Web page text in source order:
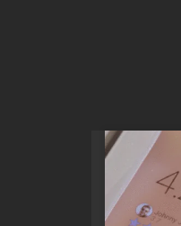
Black
Queda
oráculo